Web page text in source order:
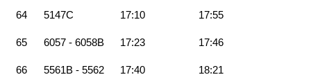
64 5147C 17:10 17:55
65 6057 - 6058B 17:23 17:46
66 5561B - 5562 17:40 18:21